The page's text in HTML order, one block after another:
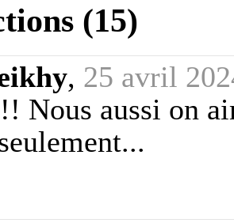
(15)
, 25 avril
Nous aussi on